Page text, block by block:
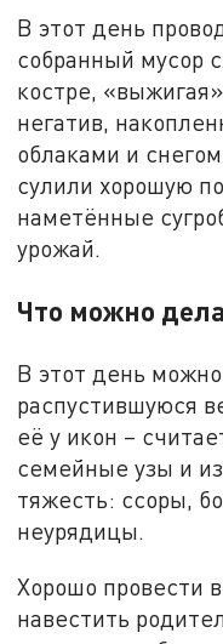
В этот день
собранный мусор
костре,
негатив,
облаками и
сулили хорошую
наметённые
урожай.
Что можно
В этот день
распустившуюся
её у икон –
семейные узы и
тяжесть: ссоры,
неурядицы.
Хорошо провести
навестить